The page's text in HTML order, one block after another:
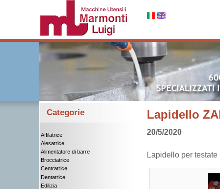
Categorie
Affilatrice
Alesatrice
Alimentatore di barre
Brocciatrice
Centratrice
Dentatrice
Edilizia
Lapidello
20/5/2020
Lapidello per